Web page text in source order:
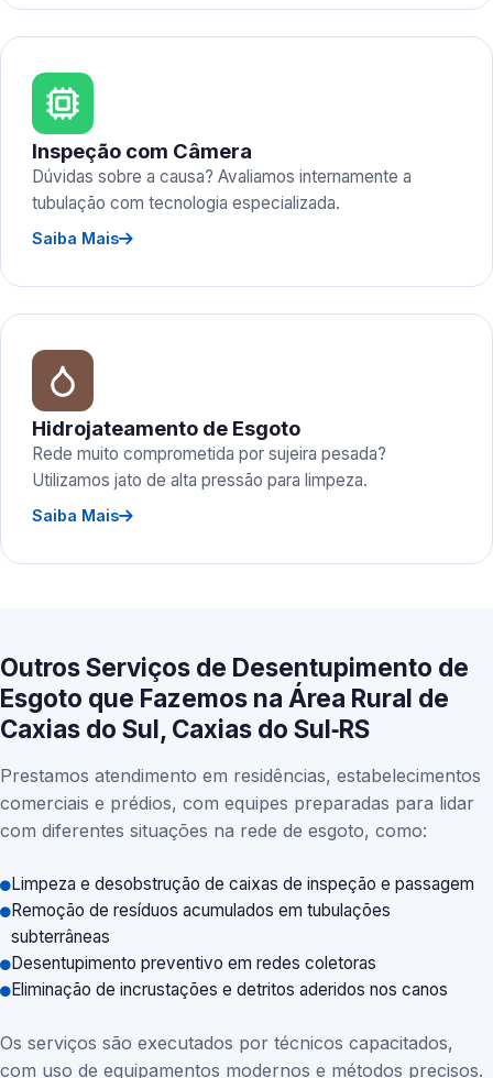
Inspeção com Câmera
Dúvidas sobre a causa? Avaliamos internamente a
tubulação com tecnologia especializada.
Saiba Mais
Hidrojateamento de Esgoto
Rede muito comprometida por sujeira pesada?
Utilizamos jato de alta pressão para limpeza.
Saiba Mais
Outros Serviços de Desentupimento de
Esgoto que Fazemos na Área Rural de
Caxias do Sul, Caxias do Sul‑RS
Prestamos atendimento em residências, estabelecimentos
comerciais e prédios, com equipes preparadas para lidar
com diferentes situações na rede de esgoto, como:
Limpeza e desobstrução de caixas de inspeção e passagem
Remoção de resíduos acumulados em tubulações
subterrâneas
Desentupimento preventivo em redes coletoras
Eliminação de incrustações e detritos aderidos nos canos
Os serviços são executados por técnicos capacitados,
com uso de equipamentos modernos e métodos precisos.